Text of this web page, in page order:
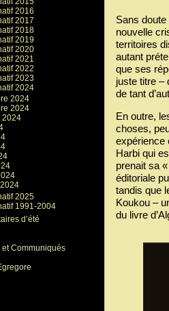
Sans
nouvelle
territoires
autant
que ses
juste titre –
de tant
En outre,
choses,
expérience
Harbi qui
prenait sa
éditoriale
tandis que
Koukou –
du livre
2016
2017
2018
2019
2020
2021
2022
2023
2024
2024
2024
2024
2025
1991-2004
d’été
et Communiqués